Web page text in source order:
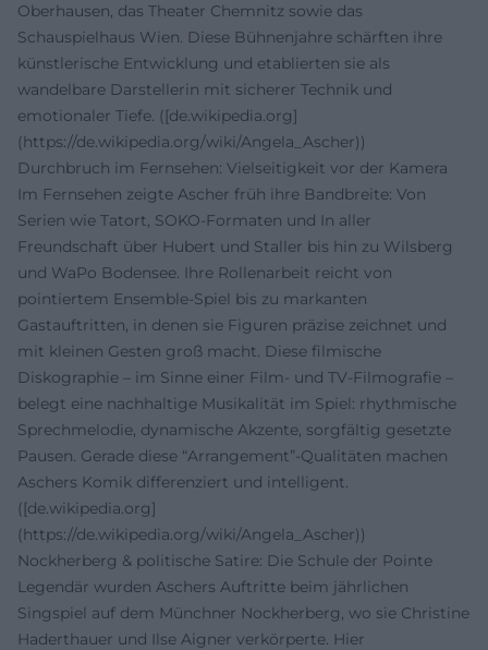
Oberhausen, das Theater Chemnitz sowie das
Schauspielhaus Wien. Diese Bühnenjahre schärften ihre
künstlerische Entwicklung und etablierten sie als
wandelbare Darstellerin mit sicherer Technik und
emotionaler Tiefe. ([de.wikipedia.org]
(https://de.wikipedia.org/wiki/Angela_Ascher))
Durchbruch im Fernsehen: Vielseitigkeit vor der Kamera
Im Fernsehen zeigte Ascher früh ihre Bandbreite: Von
Serien wie Tatort, SOKO-Formaten und In aller
Freundschaft über Hubert und Staller bis hin zu Wilsberg
und WaPo Bodensee. Ihre Rollenarbeit reicht von
pointiertem Ensemble-Spiel bis zu markanten
Gastauftritten, in denen sie Figuren präzise zeichnet und
mit kleinen Gesten groß macht. Diese filmische
Diskographie – im Sinne einer Film- und TV-Filmografie –
belegt eine nachhaltige Musikalität im Spiel: rhythmische
Sprechmelodie, dynamische Akzente, sorgfältig gesetzte
Pausen. Gerade diese “Arrangement”-Qualitäten machen
Aschers Komik differenziert und intelligent.
([de.wikipedia.org]
(https://de.wikipedia.org/wiki/Angela_Ascher))
Nockherberg & politische Satire: Die Schule der Pointe
Legendär wurden Aschers Auftritte beim jährlichen
Singspiel auf dem Münchner Nockherberg, wo sie Christine
Haderthauer und Ilse Aigner verkörperte. Hier